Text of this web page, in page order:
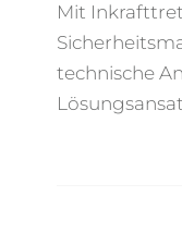
Mit
technische